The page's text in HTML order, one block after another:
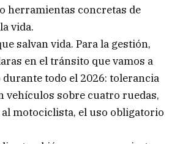
herramientas concretas de
vida.
salvan vida. Para la gestión,
en el tránsito que vamos a
todo el 2026: tolerancia
vehículos sobre cuatro ruedas,
al motociclista, el uso obligatorio